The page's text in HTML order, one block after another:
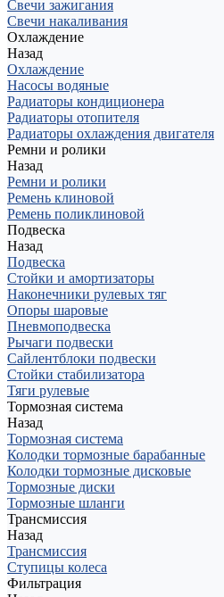
Свечи зажигания
Свечи накаливания
Охлаждение
Назад
Охлаждение
Насосы водяные
Радиаторы кондиционера
Радиаторы отопителя
Радиаторы охлаждения двигателя
Ремни и ролики
Назад
Ремни и ролики
Ремень клиновой
Ремень поликлиновой
Подвеска
Назад
Подвеска
Стойки и амортизаторы
Наконечники рулевых тяг
Опоры шаровые
Пневмоподвеска
Рычаги подвески
Сайлентблоки подвески
Стойки стабилизатора
Тяги рулевые
Тормозная система
Назад
Тормозная система
Колодки тормозные барабанные
Колодки тормозные дисковые
Тормозные диски
Тормозные шланги
Трансмиссия
Назад
Трансмиссия
Ступицы колеса
Фильтрация